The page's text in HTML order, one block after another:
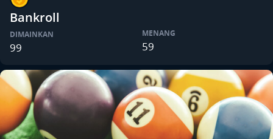
Bankroll
DIMAINKAN
99
MENANG
59